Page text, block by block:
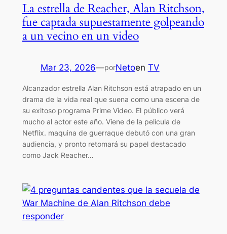
La estrella de Reacher, Alan Ritchson,
fue captada supuestamente golpeando
a un vecino en un video
Mar 23, 2026—porNetoen TV
Alcanzador estrella Alan Ritchson está atrapado en un
drama de la vida real que suena como una escena de
su exitoso programa Prime Video. El público verá
mucho al actor este año. Viene de la película de
Netflix. maquina de guerraque debutó con una gran
audiencia, y pronto retomará su papel destacado
como Jack Reacher…